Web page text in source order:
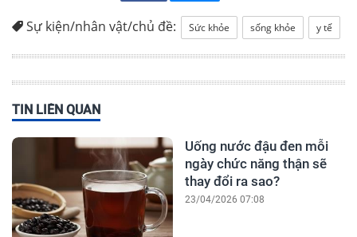
Sự kiện/nhân vật/chủ đề: Sức khỏe sống khỏe y tế
TIN LIÊN QUAN
Uống nước đậu đen mỗi
ngày chức năng thận sẽ
thay đổi ra sao?
23/04/2026 07:08